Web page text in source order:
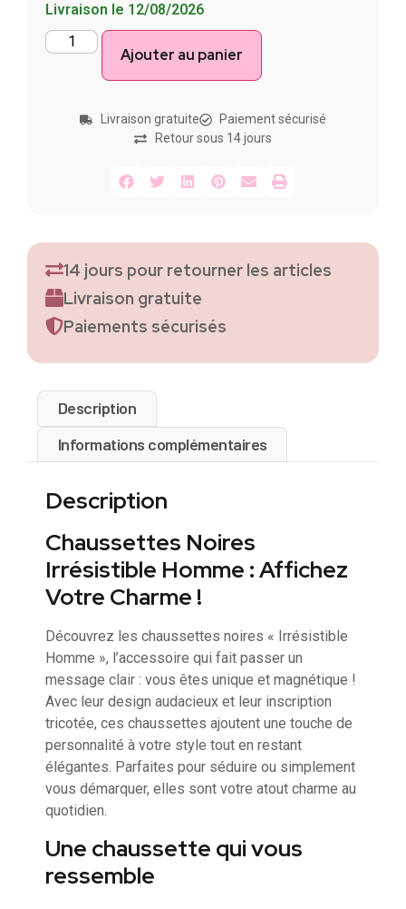
Livraison le 12/08/2026
Ajouter au panier
Livraison gratuite
Paiement sécurisé
Retour sous 14 jours
14 jours pour retourner les articles
Livraison gratuite
Paiements sécurisés
Description
Informations complémentaires
Description
Chaussettes Noires
Irrésistible Homme : Affichez
Votre Charme !
Découvrez les chaussettes noires « Irrésistible
Homme », l’accessoire qui fait passer un
message clair : vous êtes unique et magnétique !
Avec leur design audacieux et leur inscription
tricotée, ces chaussettes ajoutent une touche de
personnalité à votre style tout en restant
élégantes. Parfaites pour séduire ou simplement
vous démarquer, elles sont votre atout charme au
quotidien.
Une chaussette qui vous
ressemble